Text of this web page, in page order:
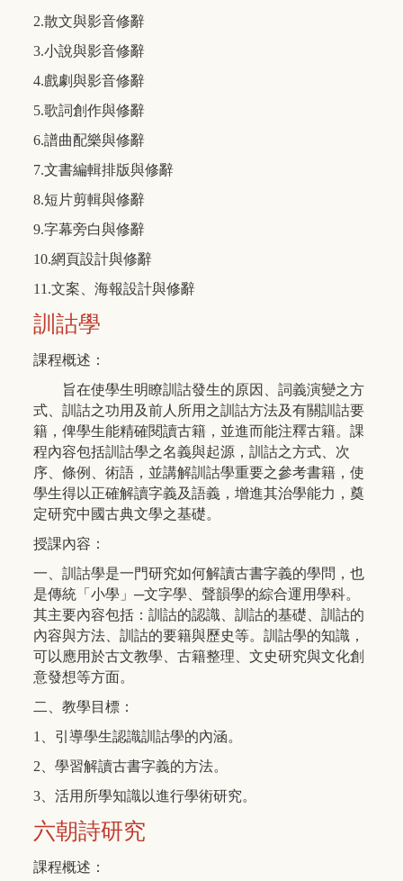
2.散文與影音修辭
3.小說與影音修辭
4.戲劇與影音修辭
5.歌詞創作與修辭
6.譜曲配樂與修辭
7.文書編輯排版與修辭
8.短片剪輯與修辭
9.字幕旁白與修辭
10.網頁設計與修辭
11.文案、海報設計與修辭
訓詁學
課程概述：
旨在使學生明瞭訓詁發生的原因、詞義演變之方
式、訓詁之功用及前人所用之訓詁方法及有關訓詁要
籍，俾學生能精確閱讀古籍，並進而能注釋古籍。課
程內容包括訓詁學之名義與起源，訓詁之方式、次
序、條例、術語，並講解訓詁學重要之參考書籍，使
學生得以正確解讀字義及語義，增進其治學能力，奠
定研究中國古典文學之基礎。
授課內容：
一、訓詁學是一門研究如何解讀古書字義的學問，也
是傳統「小學」─文字學、聲韻學的綜合運用學科。
其主要內容包括：訓詁的認識、訓詁的基礎、訓詁的
內容與方法、訓詁的要籍與歷史等。訓詁學的知識，
可以應用於古文教學、古籍整理、文史研究與文化創
意發想等方面。
二、教學目標：
1、引導學生認識訓詁學的內涵。
2、學習解讀古書字義的方法。
3、活用所學知識以進行學術研究。
六朝詩研究
課程概述：